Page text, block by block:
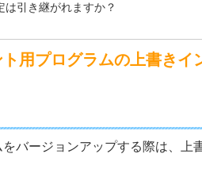
引き継がれますか？
用プログラムの上書きイ
バージョンアップする際は、上